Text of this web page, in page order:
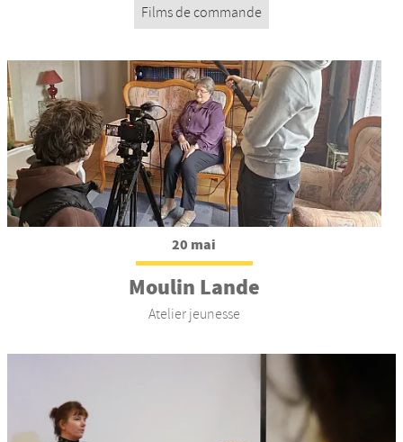
Nos productions et +
Films de commande
20 mai
Moulin Lande
Atelier jeunesse